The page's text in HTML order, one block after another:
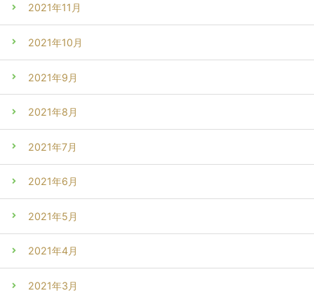
2021年11月
2021年10月
2021年9月
2021年8月
2021年7月
2021年6月
2021年5月
2021年4月
2021年3月